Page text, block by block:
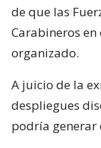
de que las
Carabineros
organizado.
A juicio de la
despliegues
podría generar